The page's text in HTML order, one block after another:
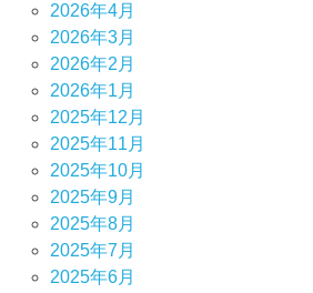
2026年4月
2026年3月
2026年2月
2026年1月
2025年12月
2025年11月
2025年10月
2025年9月
2025年8月
2025年7月
2025年6月